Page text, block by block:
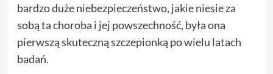
bardzo duże niebezpieczeństwo, jakie niesie za
sobą ta choroba i jej powszechność, była ona
pierwszą skuteczną szczepionką po wielu latach
badań.